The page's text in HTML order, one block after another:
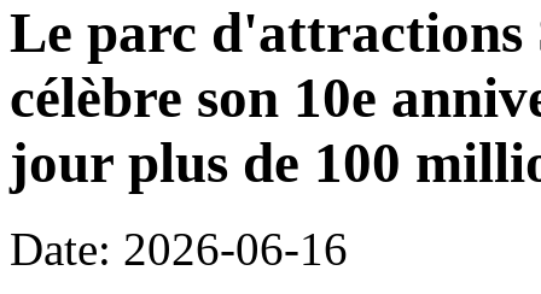
Le parc d'attractions
célèbre son 10e
jour plus de 100
Date: 2026-06-16